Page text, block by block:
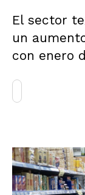
El sector
un
con enero